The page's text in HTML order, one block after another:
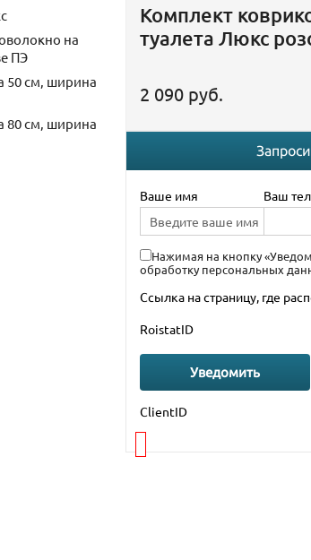
на
ПЭ
50 см, ширина
80 см, ширина
Комплект
туалета Люкс
2 090 руб.
Ваше имя Ваш
Нажимая на кнопку
обработку персональных
Ссылка на страницу, где
RoistatID
Уведомить
ClientID